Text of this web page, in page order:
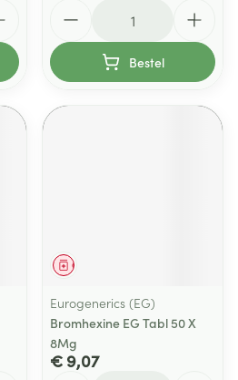
Bestel
Geneesmiddel
Eurogenerics (EG)
Bromhexine EG Tabl 50 X
8Mg
€ 9,07